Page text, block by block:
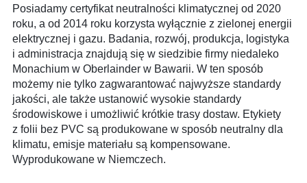
Posiadamy certyfikat neutralności klimatycznej od 2020
roku, a od 2014 roku korzysta wyłącznie z zielonej energii
elektrycznej i gazu. Badania, rozwój, produkcja, logistyka
i administracja znajdują się w siedzibie firmy niedaleko
Monachium w Oberlainder w Bawarii. W ten sposób
możemy nie tylko zagwarantować najwyższe standardy
jakości, ale także ustanowić wysokie standardy
środowiskowe i umożliwić krótkie trasy dostaw. Etykiety
z folii bez PVC są produkowane w sposób neutralny dla
klimatu, emisje materiału są kompensowane.
Wyprodukowane w Niemczech.